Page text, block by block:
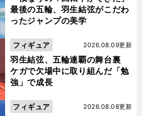
最後の五輪、羽生結弦がこだわ
ったジャンプの美学
羽生結弦、五輪連覇の舞台裏
ケガで欠場中に取り組んだ「勉
強」で成長
2026.08.09更新
フィギュア
2026.08.08更新
フィギュア